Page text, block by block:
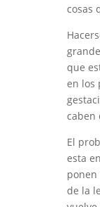
cosas
que
en los
caben
El
esta
ponen
de la